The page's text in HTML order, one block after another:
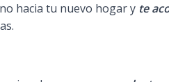
hacia tu nuevo hogar y te